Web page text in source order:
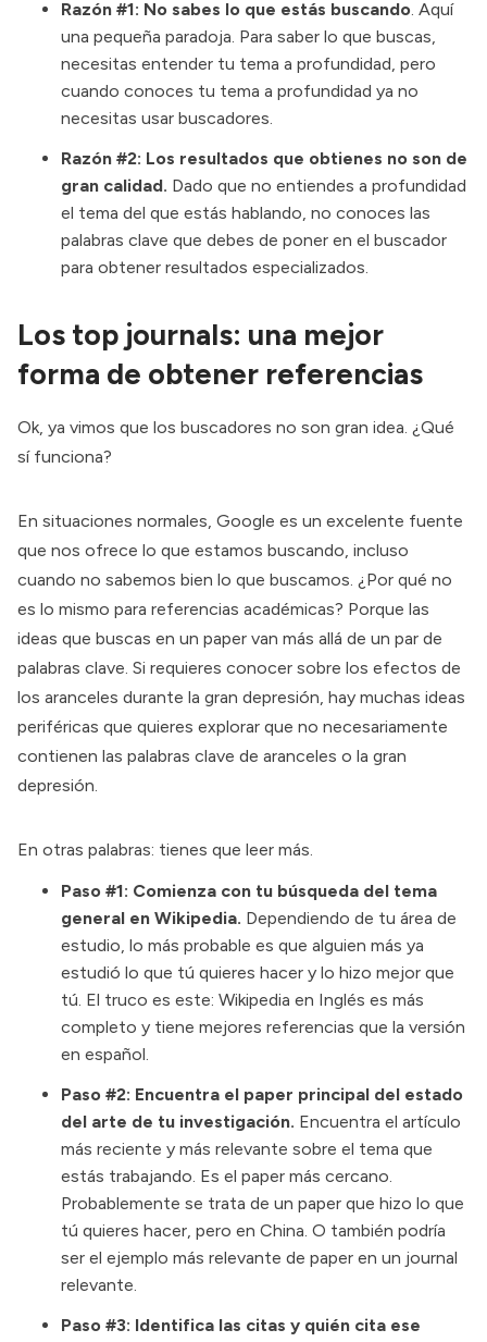
Razón #1: No sabes lo que estás buscando. Aquí
una pequeña paradoja. Para saber lo que buscas,
necesitas entender tu tema a profundidad, pero
cuando conoces tu tema a profundidad ya no
necesitas usar buscadores.
Razón #2: Los resultados que obtienes no son de
gran calidad. Dado que no entiendes a profundidad
el tema del que estás hablando, no conoces las
palabras clave que debes de poner en el buscador
para obtener resultados especializados.
Los top journals: una mejor
forma de obtener referencias
Ok, ya vimos que los buscadores no son gran idea. ¿Qué
sí funciona?
En situaciones normales, Google es un excelente fuente
que nos ofrece lo que estamos buscando, incluso
cuando no sabemos bien lo que buscamos. ¿Por qué no
es lo mismo para referencias académicas? Porque las
ideas que buscas en un paper van más allá de un par de
palabras clave. Si requieres conocer sobre los efectos de
los aranceles durante la gran depresión, hay muchas ideas
periféricas que quieres explorar que no necesariamente
contienen las palabras clave de aranceles o la gran
depresión.
En otras palabras: tienes que leer más.
Paso #1: Comienza con tu búsqueda del tema
general en Wikipedia. Dependiendo de tu área de
estudio, lo más probable es que alguien más ya
estudió lo que tú quieres hacer y lo hizo mejor que
tú. El truco es este: Wikipedia en Inglés es más
completo y tiene mejores referencias que la versión
en español.
Paso #2: Encuentra el paper principal del estado
del arte de tu investigación. Encuentra el artículo
más reciente y más relevante sobre el tema que
estás trabajando. Es el paper más cercano.
Probablemente se trata de un paper que hizo lo que
tú quieres hacer, pero en China. O también podría
ser el ejemplo más relevante de paper en un journal
relevante.
Paso #3: Identifica las citas y quién cita ese